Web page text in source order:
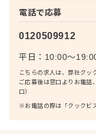
電話で応募
0120509912
平日：10:00〜
こちらの求人は、弊社クッ
ご応募後は窓口よりお電
口）
※お電話の際は「クックビ